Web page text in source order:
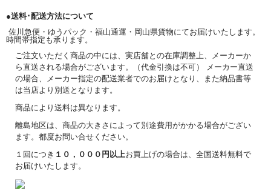
●送料･配送方法について
佐川急便・ゆうパック・福山通運・岡山県貨物にてお届けいたします。
時間帯指定も承ります。
ご注文いただく商品の中には、実店舗との在庫調整上、メーカーか
ら直送される場合がございます。（代金引換は不可） メーカー直送
の場合、メーカー指定の配送業者でのお届けとなり、また納品書等
は当店より別送となります。
商品により送料は異なります。
離島地区は、商品の大きさによって別途費用がかかる場合がござい
ます。都度お問い合せください。
１回につき １０，０００円以上お買上げの場合は、全国送料無料で
お届けいたします。